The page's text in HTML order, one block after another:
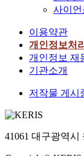
사이언
이용약관
개인정보처
개인정보 재
기관소개
저작물 게시
41061 대구광역시